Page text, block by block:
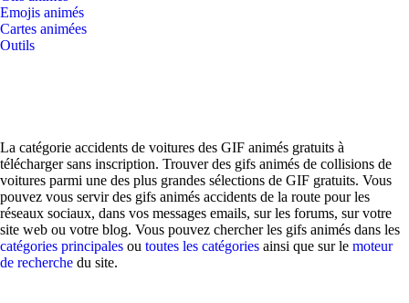
Emojis animés
Cartes animées
Outils
La catégorie accidents de voitures des GIF animés gratuits à
télécharger sans inscription. Trouver des gifs animés de collisions de
voitures parmi une des plus grandes sélections de GIF gratuits. Vous
pouvez vous servir des gifs animés accidents de la route pour les
réseaux sociaux, dans vos messages emails, sur les forums, sur votre
site web ou votre blog. Vous pouvez chercher les gifs animés dans les
catégories principales ou toutes les catégories ainsi que sur le moteur
de recherche du site.